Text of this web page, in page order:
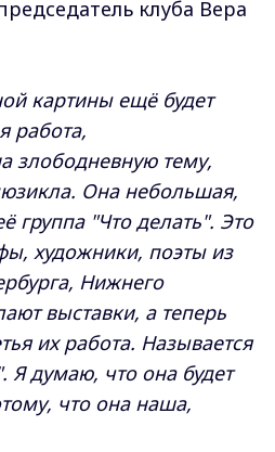
клуба Вера
картины ещё будет
работа,
злободневную тему,
Она небольшая,
группа "Что делать". Это
художники, поэты из
Нижнего
выставки, а теперь
их работа. Называется
думаю, что она будет
что она наша,